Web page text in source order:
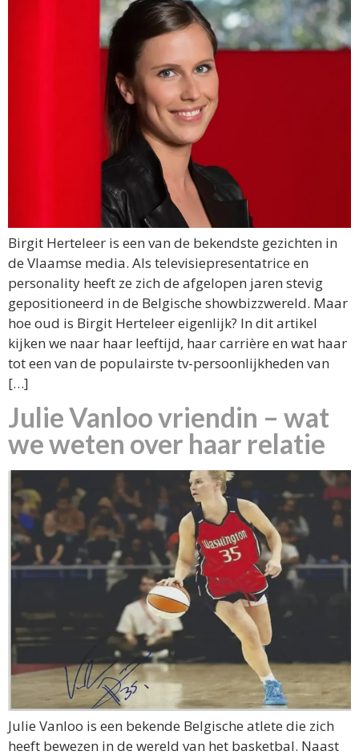
Birgit Herteleer is een van de bekendste gezichten in
de Vlaamse media. Als televisiepresentatrice en
personality heeft ze zich de afgelopen jaren stevig
gepositioneerd in de Belgische showbizzwereld. Maar
hoe oud is Birgit Herteleer eigenlijk? In dit artikel
kijken we naar haar leeftijd, haar carrière en wat haar
tot een van de populairste tv-persoonlijkheden van
[…]
Julie Vanloo vriendin – wat
we weten over haar relatie
Julie Vanloo is een bekende Belgische atlete die zich
heeft bewezen in de wereld van het basketbal. Naast